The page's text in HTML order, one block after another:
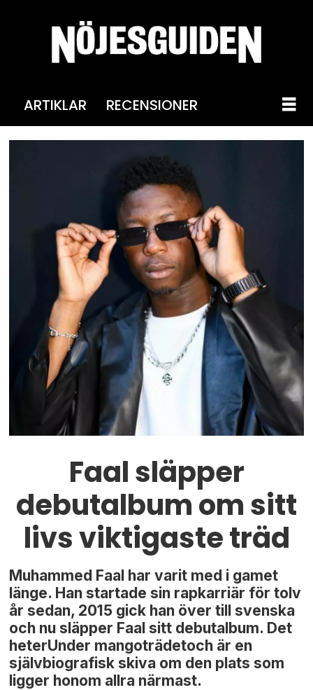
ARTIKLAR RECENSIONER
Faal släpper
debutalbum om sitt
livs viktigaste träd
Muhammed Faal har varit med i gamet
länge. Han startade sin rapkarriär för tolv
år sedan, 2015 gick han över till svenska
och nu släpper Faal sitt debutalbum. Det
heterUnder mangoträdetoch är en
självbiografisk skiva om den plats som
ligger honom allra närmast.